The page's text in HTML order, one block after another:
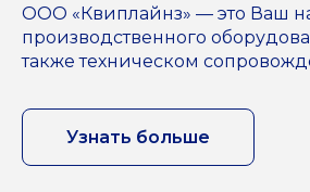
ООО «Квиплайнз» — это Ваш
производственного
также техническом
Узнать больше